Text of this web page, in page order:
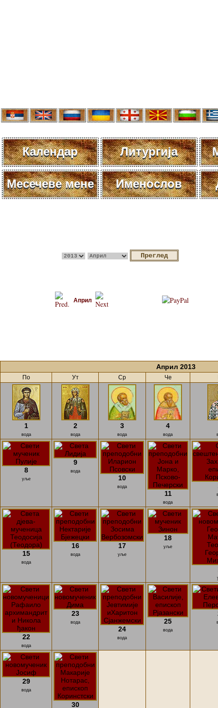
Календар Литургија
Месечеве мене Именослов
Април
Април 2013
По Ут Ср Че
1
вода
2
вода
3
вода
4
вода
8
уље
9
вода
10
вода
11
вода
15
вода
16
вода
17
уље
18
уље
22
вода
23
вода
24
вода
25
вода
29
вода
30